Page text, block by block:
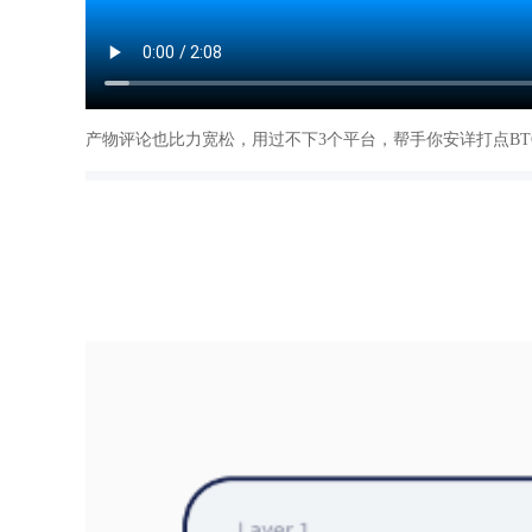
产物评论也比力宽松，用过不下3个平台，帮手你安详打点